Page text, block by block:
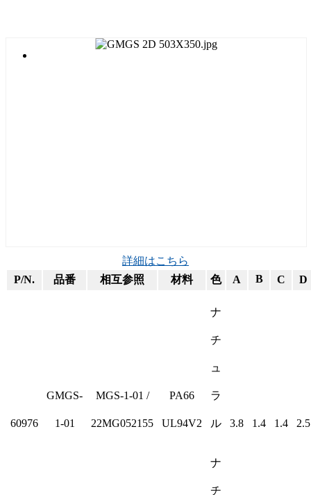
詳細はこちら
P/N.
品番 相互参照 材料 色 A B C D
60976
GMGS-
1-01
MGS-1-01 /
22MG052155
PA66
UL94V2
ナ
チ
ュ
ラ
ル 3.8 1.4 1.4 2.5
ナ
チ